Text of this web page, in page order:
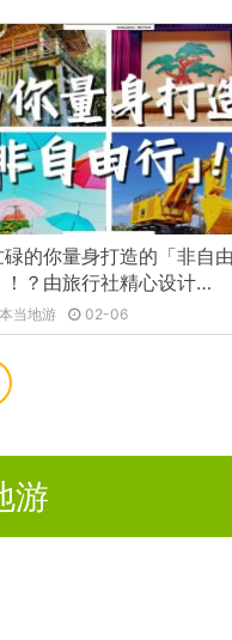
碌的你量身打造的「非自由
！？由旅行社精心设计…
当地游 02-06
游